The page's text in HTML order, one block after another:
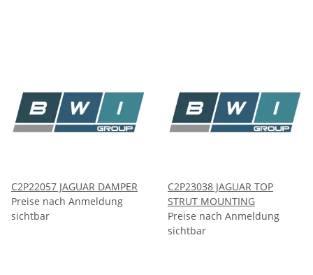
C2P22057 JAGUAR DAMPER
Preise nach Anmeldung
sichtbar
C2P23038 JAGUAR TOP
STRUT MOUNTING
Preise nach Anmeldung
sichtbar